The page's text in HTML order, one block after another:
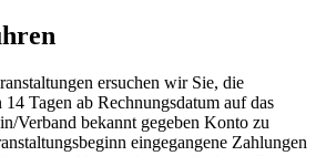
ersuchen wir Sie, die
Tagen ab Rechnungsdatum auf das
Verband bekannt gegeben Konto zu
eingegangene Zahlungen